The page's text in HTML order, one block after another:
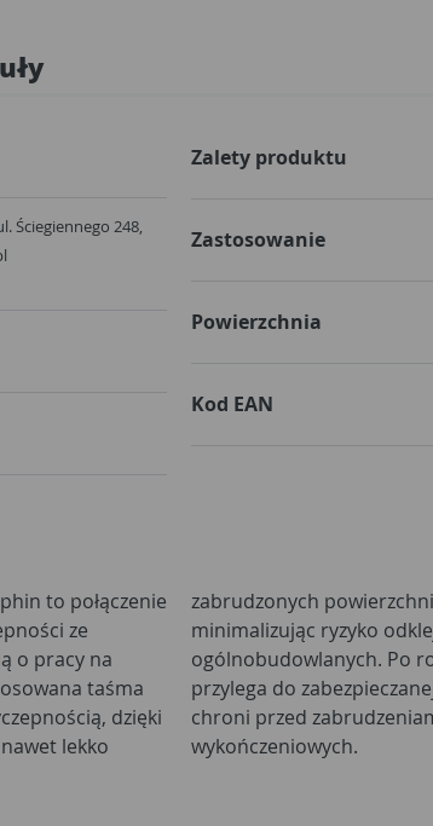
Ściegiennego 248,
Zalety produktu
Zastosowanie
Powierzchnia
Kod EAN
to połączenie
ze
o pracy na
dzięki
lekko
do podłoża,
i
podczas prac
wykończeniowych.